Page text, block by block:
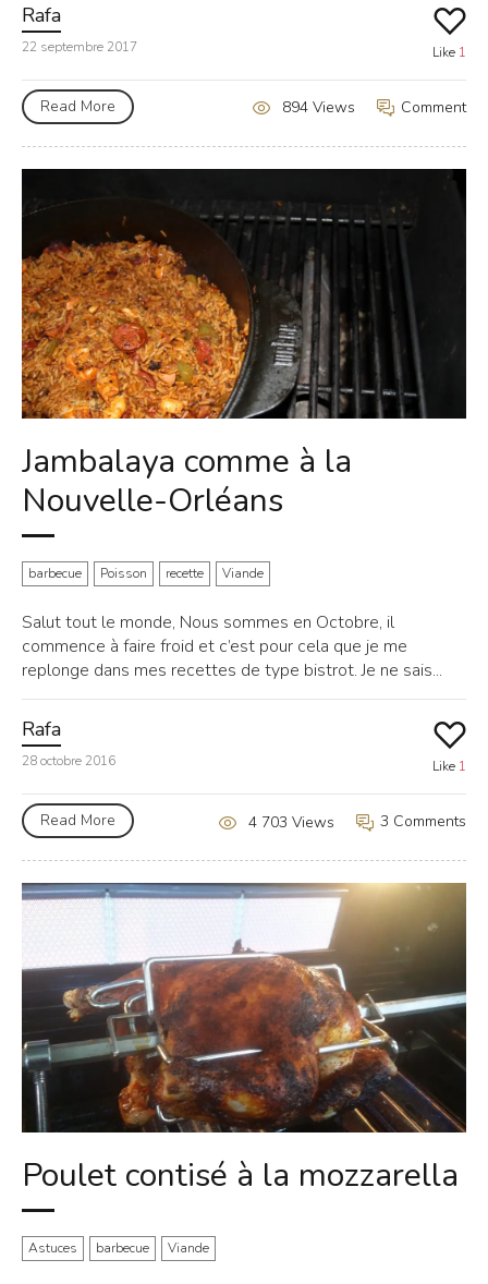
Rafa
22 septembre 2017 Like 1
Read More Comment
894 Views
Jambalaya comme à la
Nouvelle-Orléans
barbecue Poisson recette Viande
Salut tout le monde, Nous sommes en Octobre, il
commence à faire froid et c’est pour cela que je me
replonge dans mes recettes de type bistrot. Je ne sais...
Rafa
28 octobre 2016 Like 1
Read More 3 Comments
4 703 Views
Poulet contisé à la mozzarella
Astuces barbecue Viande